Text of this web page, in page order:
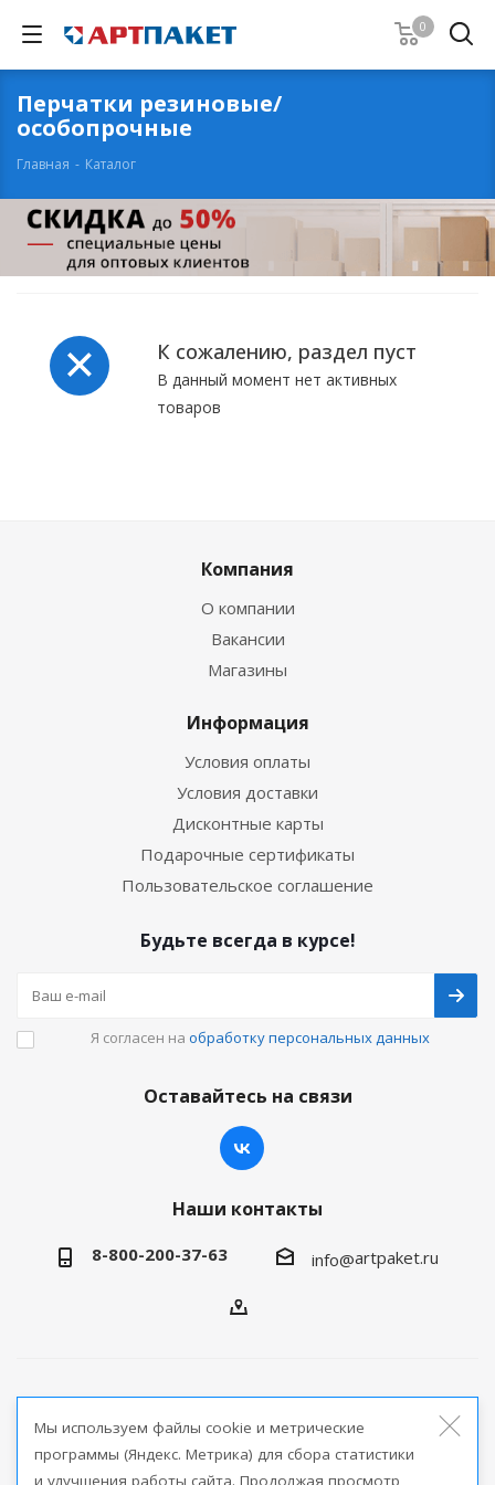
0
Перчатки резиновые/
особопрочные
Главная - Каталог
К сожалению, раздел пуст
В данный момент нет активных
товаров
Компания
О компании
Вакансии
Магазины
Информация
Условия оплаты
Условия доставки
Дисконтные карты
Подарочные сертификаты
Пользовательское соглашение
Будьте всегда в курсе!
Я согласен на обработку персональных данных
Оставайтесь на связи
Наши контакты
8-800-200-37-63 info@artpaket.ru
продукции
Мы используем файлы cookie и метрические
программы (Яндекс. Метрика) для сбора статистики
и улучшения работы сайта. Продолжая просмотр